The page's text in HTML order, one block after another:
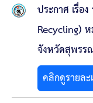
รายงานตร
รายงานเครื่
ศูนย์อำนวย
ประกาศ เรื่อ
Recycling)
จังหวัดสุพรร
คลิกดูรายล